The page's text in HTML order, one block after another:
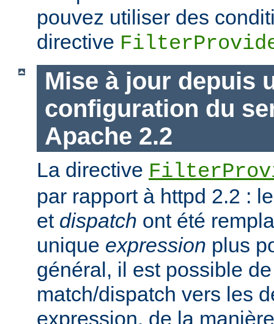
pouvez utiliser des
directive
Mise à jour depuis
configuration du
Apache 2.2
La directive
par rapport à httpd 2.2 :
et dispatch ont été
unique expression plus
général, il est possible
match/dispatch vers les
expression, de la